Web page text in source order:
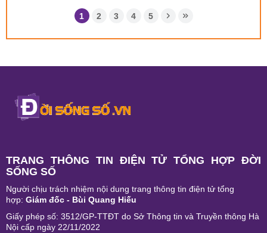
1 2 3 4 5
TRANG THÔNG TIN ĐIỆN TỬ TỔNG HỢP ĐỜI
SỐNG SỐ
Người chịu trách nhiệm nội dung trang thông tin điện tử tổng
hợp: Giám đốc - Bùi Quang Hiếu
Giấy phép số: 3512/GP-TTĐT do Sở Thông tin và Truyền thông Hà
Nội cấp ngày 22/11/2022